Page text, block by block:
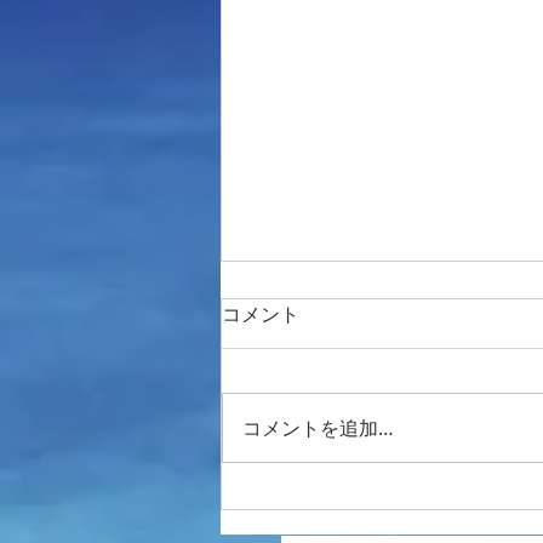
今年も潜り納め
コメント
コメントを追加…